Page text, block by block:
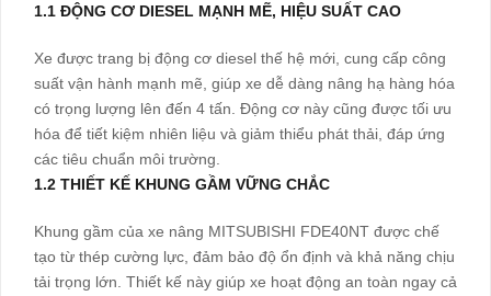
1.1 ĐỘNG CƠ DIESEL MẠNH MẼ, HIỆU SUẤT CAO
Xe được trang bị động cơ diesel thế hệ mới, cung cấp công
suất vận hành mạnh mẽ, giúp xe dễ dàng nâng hạ hàng hóa
có trọng lượng lên đến 4 tấn. Động cơ này cũng được tối ưu
hóa để tiết kiệm nhiên liệu và giảm thiểu phát thải, đáp ứng
các tiêu chuẩn môi trường.
1.2 THIẾT KẾ KHUNG GẦM VỮNG CHẮC
Khung gầm của xe nâng MITSUBISHI FDE40NT được chế
tạo từ thép cường lực, đảm bảo độ ổn định và khả năng chịu
tải trọng lớn. Thiết kế này giúp xe hoạt động an toàn ngay cả